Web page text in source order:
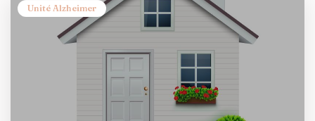
Unité Alzheimer